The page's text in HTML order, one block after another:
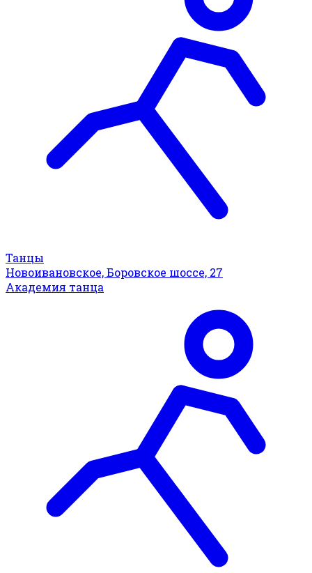
Танцы
Новоивановское, Боровское шоссе, 27
Академия танца